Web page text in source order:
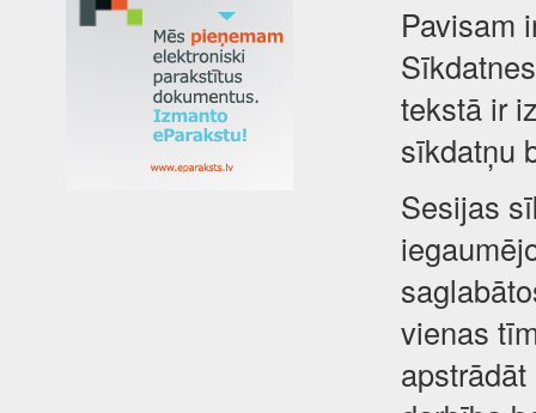
Pavisam
tekstā ir
sīkdatņu
Sesijas
vienas